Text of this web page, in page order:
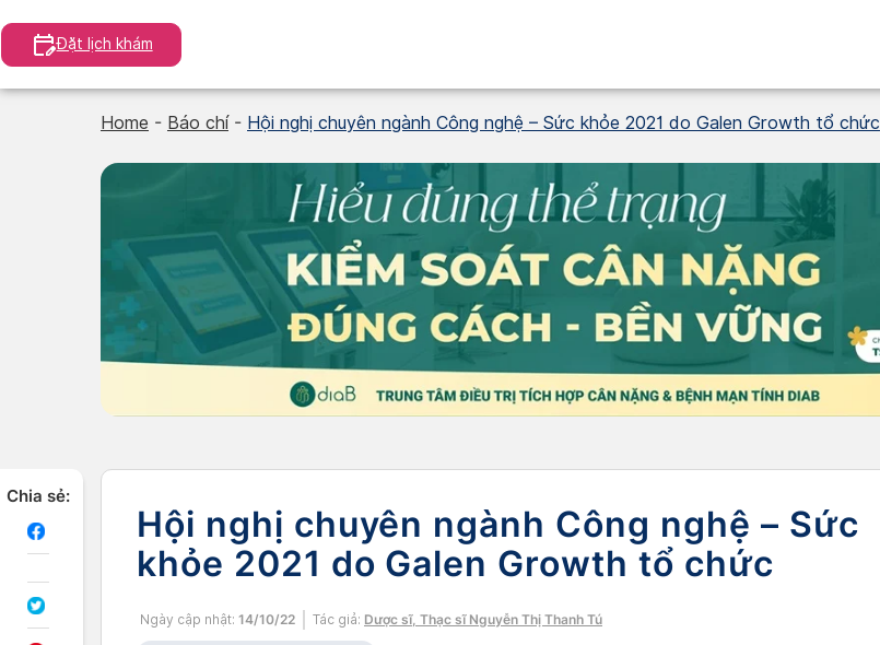
to
content
Đặt lịch khám
Home - Báo chí- Hội nghị chuyên ngành Công nghệ – Sức khỏe 2021 do Galen Growth tổ chức
Chia sẻ:
Hội nghị chuyên ngành Công nghệ – Sức
khỏe 2021 do Galen Growth tổ chức
Ngày cập nhật: 14/10/22 Tác giả: Dược sĩ, Thạc sĩ Nguyễn Thị Thanh Tú